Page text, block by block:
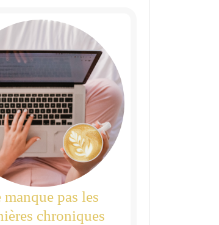
manque pas les
chroniques